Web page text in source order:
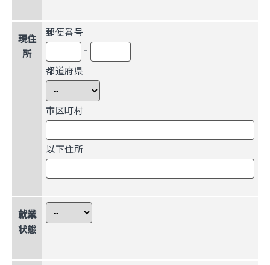
現住
所
郵便番号
-
都道府県
市区町村
以下住所
就業
状態